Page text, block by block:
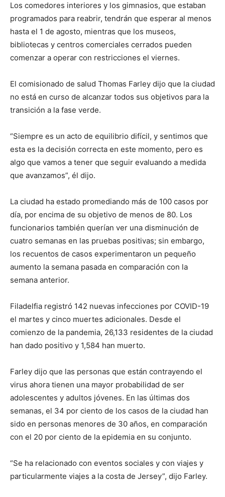
Los comedores interiores y los gimnasios, que estaban
programados para reabrir, tendrán que esperar al menos
hasta el 1 de agosto, mientras que los museos,
bibliotecas y centros comerciales cerrados pueden
comenzar a operar con restricciones el viernes.
El comisionado de salud Thomas Farley dijo que la ciudad
no está en curso de alcanzar todos sus objetivos para la
transición a la fase verde.
“Siempre es un acto de equilibrio difícil, y sentimos que
esta es la decisión correcta en este momento, pero es
algo que vamos a tener que seguir evaluando a medida
que avanzamos”, él dijo.
La ciudad ha estado promediando más de 100 casos por
día, por encima de su objetivo de menos de 80. Los
funcionarios también querían ver una disminución de
cuatro semanas en las pruebas positivas; sin embargo,
los recuentos de casos experimentaron un pequeño
aumento la semana pasada en comparación con la
semana anterior.
Filadelfia registró 142 nuevas infecciones por COVID-19
el martes y cinco muertes adicionales. Desde el
comienzo de la pandemia, 26,133 residentes de la ciudad
han dado positivo y 1,584 han muerto.
Farley dijo que las personas que están contrayendo el
virus ahora tienen una mayor probabilidad de ser
adolescentes y adultos jóvenes. En las últimas dos
semanas, el 34 por ciento de los casos de la ciudad han
sido en personas menores de 30 años, en comparación
con el 20 por ciento de la epidemia en su conjunto.
“Se ha relacionado con eventos sociales y con viajes y
particularmente viajes a la costa de Jersey”, dijo Farley.